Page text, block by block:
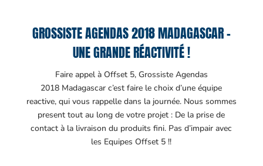
GROSSISTE AGENDAS 2018 MADAGASCAR –
UNE GRANDE RÉACTIVITÉ !
Faire appel à Offset 5, Grossiste Agendas
2018 Madagascar c’est faire le choix d’une équipe
reactive, qui vous rappelle dans la journée. Nous sommes
present tout au long de votre projet : De la prise de
contact à la livraison du produits fini. Pas d’impair avec
les Equipes Offset 5 !!